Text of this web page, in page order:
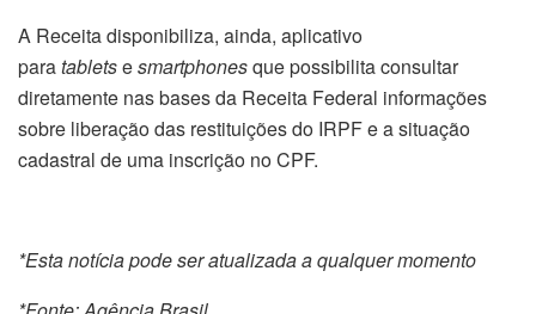
A Receita disponibiliza, ainda, aplicativo
paratabletsesmartphonesque possibilita consultar
diretamente nas bases da Receita Federal informações
sobre liberação das restituições do IRPF e a situação
cadastral de uma inscrição no CPF.
*Esta notícia pode ser atualizada a qualquer momento